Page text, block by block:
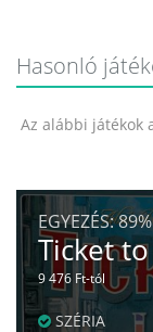
Hasonló
Az alábbi játékok
EGYEZÉS:89%
Ticket
9 476 Ft-tól
SZÉRIA